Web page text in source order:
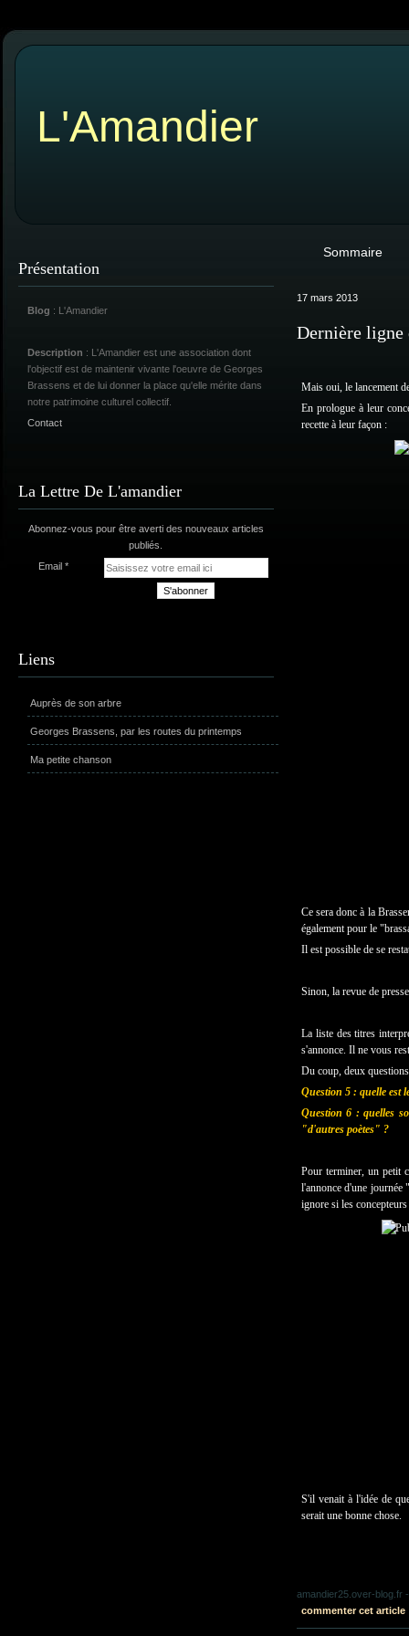
L'Amandier
Présentation
Blog : L'Amandier
Description : L'Amandier est une association dont
l'objectif est de maintenir vivante l'oeuvre de Georges
Brassens et de lui donner la place qu'elle mérite dans
notre patrimoine culturel collectif.
Contact
La Lettre De L'amandier
Abonnez-vous pour être averti des nouveaux articles
publiés.
Email
Liens
Auprès de son arbre
Georges Brassens, par les routes du printemps
Ma petite chanson
Sommaire
17 mars 2013
Dernière ligne
Mais oui, le lancement
En prologue à leur
recette à leur façon :
Ce sera donc à la
également pour le
Il est possible de se
Sinon, la revue de
La liste des titres
s'annonce. Il ne vous
Du coup, deux
Question 5 : quelle est
Question 6 : quelles
"d'autres poètes" ?
Pour terminer, un petit
l'annonce d'une journée
ignore si les
S'il venait à l'idée de
serait une bonne chose.
amandier25.over-blog.fr -
commenter cet article